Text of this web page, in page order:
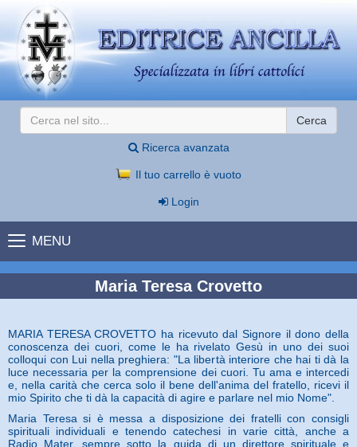
Cerca
Ricerca avanzata
Il tuo carrello è vuoto
Login
MENU
Maria Teresa Crovetto
MARIA TERESA CROVETTO ha ricevuto dal Signore il dono della
conoscenza dei cuori, come le ha rivelato Gesù in uno dei suoi
colloqui con Lui nella preghiera: "La libertà interiore che hai ti dà la
luce necessaria per la comprensione dei cuori. Tu ama e intercedi
e, nella carità che cerca solo il bene dell'anima del fratello, ricevi il
mio Spirito che ti dà la capacità di agire e parlare nel mio Nome".
Maria Teresa si è messa a disposizione dei fratelli con consigli
spirituali individuali e tenendo catechesi in varie città, anche a
Radio Mater, sempre sotto la guida di un direttore spirituale e